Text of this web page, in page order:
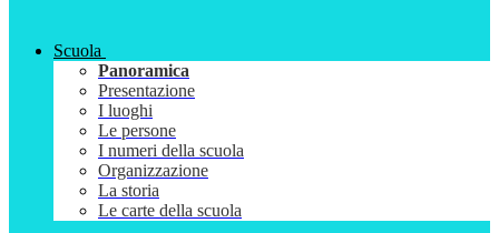
Scuola
Panoramica
Presentazione
I luoghi
Le persone
I numeri della scuola
Organizzazione
La storia
Le carte della scuola